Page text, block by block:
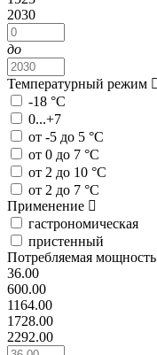
2030
до
Температурный режим
-18 °C
0...+7
от -5 до 5 °C
от 0 до 7 °C
от 2 до 10 °C
от 2 до 7 °C
Применение
гастрономическая
пристенный
Потребляемая мощность
36.00
600.00
1164.00
1728.00
2292.00